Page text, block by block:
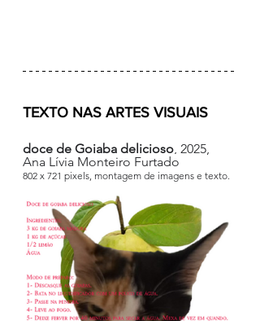
TEXTO NAS ARTES VISUAIS
doce de Goiaba delicioso, 2025,
Ana Lívia Monteiro Furtado
802 x 721 pixels, montagem de imagens e texto.